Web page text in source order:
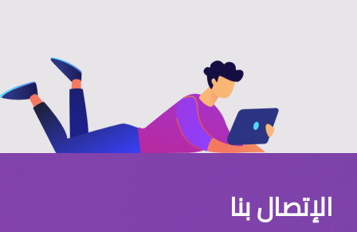
الإتصال بنا